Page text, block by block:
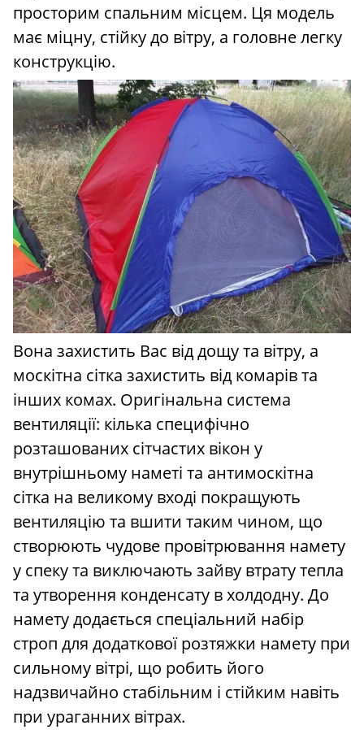
просторим спальним місцем. Ця модель
має міцну, стійку до вітру, а головне легку
конструкцію.
Вона захистить Вас від дощу та вітру, а
москітна сітка захистить від комарів та
інших комах. Оригінальна система
вентиляції: кілька специфічно
розташованих сітчастих вікон у
внутрішньому наметі та антимоскітна
сітка на великому вході покращують
вентиляцію та вшити таким чином, що
створюють чудове провітрювання намету
у спеку та виключають зайву втрату тепла
та утворення конденсату в холдодну. До
намету додається спеціальний набір
строп для додаткової розтяжки намету при
сильному вітрі, що робить його
надзвичайно стабільним і стійким навіть
при ураганних вітрах.